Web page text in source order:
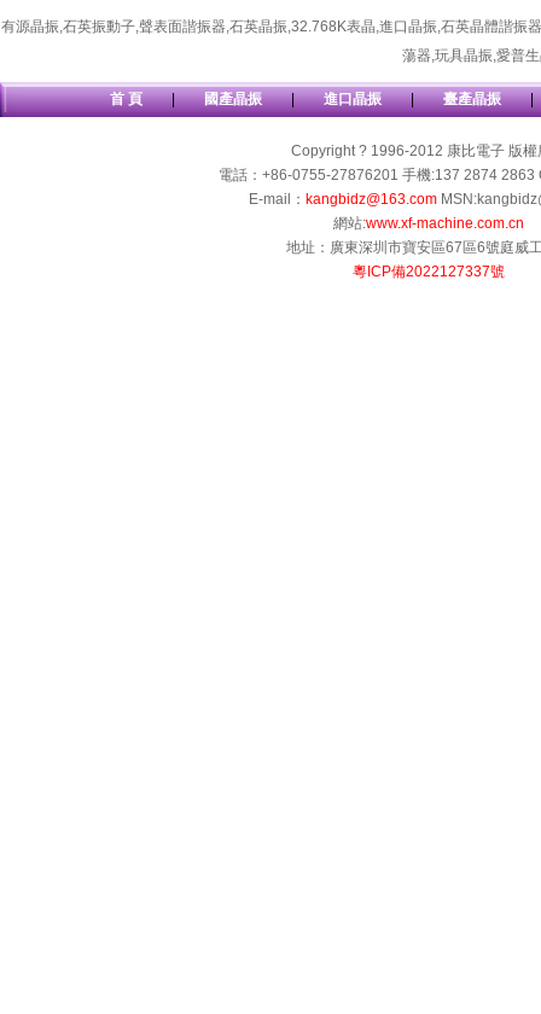
有源晶振,石英振動子,聲表面諧振器,石英晶振,32.768K表晶,進口晶振,石英晶體諧振器
蕩器,玩具晶振,愛普
首 頁 | 國產晶振 | 進口晶振 | 臺產晶振 |
Copyright ? 1996-2012 康比電子 版權
電話：+86-0755-27876201 手機:137 2874 2863
E-mail： kangbidz@163.com
網站:www.xf-machine.com.cn
地址：廣東深圳市寶安區67區6號庭威
粵ICP備2022127337號